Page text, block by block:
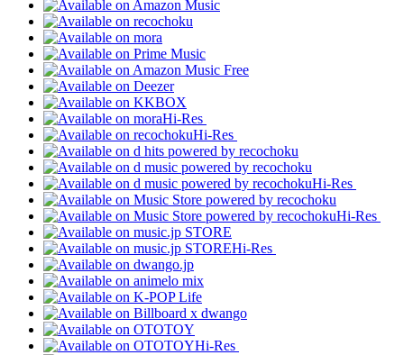
Hi-Res
Hi-Res
Hi-Res
Hi-Res
Hi-Res
Hi-Res